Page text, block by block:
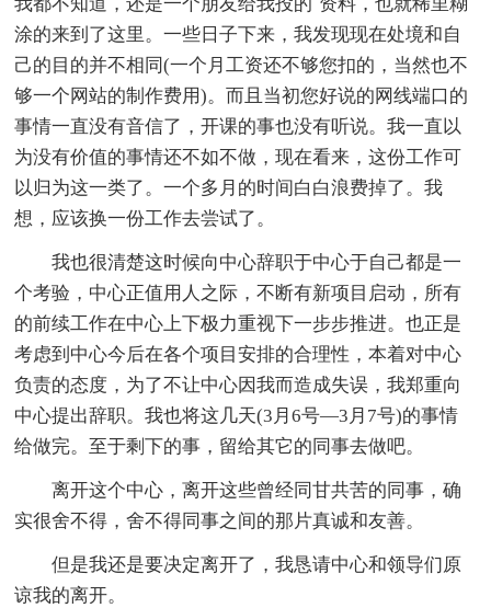
我都不知道，还是一个朋友给我投的`资料，也就稀里糊
涂的来到了这里。一些日子下来，我发现现在处境和自
己的目的并不相同(一个月工资还不够您扣的，当然也不
够一个网站的制作费用)。而且当初您好说的网线端口的
事情一直没有音信了，开课的事也没有听说。我一直以
为没有价值的事情还不如不做，现在看来，这份工作可
以归为这一类了。一个多月的时间白白浪费掉了。我
想，应该换一份工作去尝试了。
我也很清楚这时候向中心辞职于中心于自己都是一
个考验，中心正值用人之际，不断有新项目启动，所有
的前续工作在中心上下极力重视下一步步推进。也正是
考虑到中心今后在各个项目安排的合理性，本着对中心
负责的态度，为了不让中心因我而造成失误，我郑重向
中心提出辞职。我也将这几天(3月6号—3月7号)的事情
给做完。至于剩下的事，留给其它的同事去做吧。
离开这个中心，离开这些曾经同甘共苦的同事，确
实很舍不得，舍不得同事之间的那片真诚和友善。
但是我还是要决定离开了，我恳请中心和领导们原
谅我的离开。